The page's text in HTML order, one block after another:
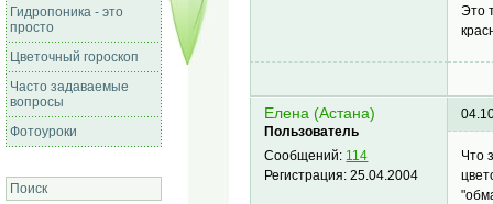
Гидропоника - это
просто
Цветочный гороскоп
Часто задаваемые
вопросы
Фотоуроки
Поиск
Это
Елена (Астана)
Пользователь
Сообщений: 114
Регистрация:25.04.2004
Что